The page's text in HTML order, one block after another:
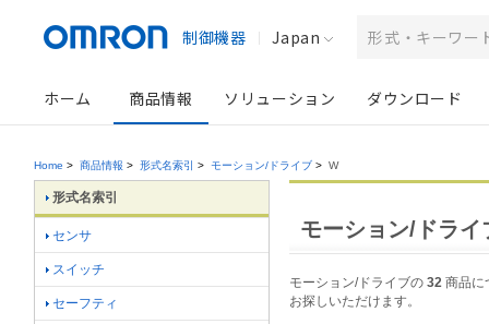
制御機器 Japan
ホーム 商品情報 ソリューション ダウンロード
Home > 商品情報 > 形式名索引 > モーション/ドライブ > W
モーション/ドラ
モーション/ドライブの 32 商品に
お探しいただけます。
形式名索引
センサ
スイッチ
セーフティ